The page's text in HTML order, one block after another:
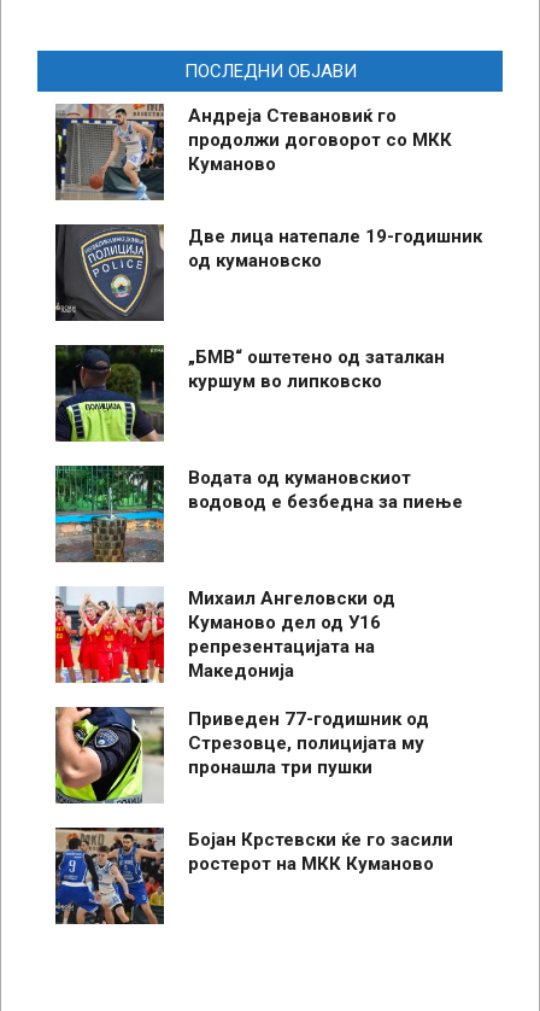
ПОСЛЕДНИ ОБЈАВИ
Андреја Стевановиќ го
продолжи договорот со МКК
Куманово
Две лица натепале 19-годишник
од кумановско
„БМВ“ оштетено од заталкан
куршум во липковско
Водата од кумановскиот
водовод е безбедна за пиење
Михаил Ангеловски од
Куманово дел од У16
репрезентацијата на
Македонија
Приведен 77-годишник од
Стрезовце, полицијата му
пронашла три пушки
Бојан Крстевски ќе го засили
ростерот на МКК Куманово